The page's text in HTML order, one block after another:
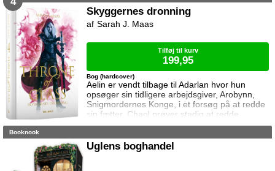
som han nu prøver at beskytte mere end før.
Dorian har lagt afstand til Chaol siden Chaol
opdagede hans magi. Han prøver at
Skyggernes dronning
Aelin er vendt tilbage til Adarlan hvor hun
opsøger sin tidligere arbejdsgiver, Arobynn,
Snigmordernes Konge, i et forsøg på at redde
sin fætter. Chaol prøver stadig at redde
Dorian, men det bliver fortsat sværere som
og orker ikke længere at kæmpe imod.
Samtidig står Manon i en svær situation.
Bog (hardcover)
Sarah J. Maas
Tilføj til kurv
199,95
Booknook
Uglens boghandel